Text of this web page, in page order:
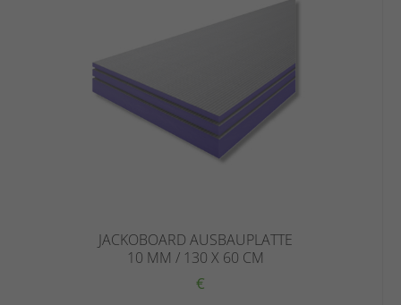
JACKOBOARD AUSBAUPLATTE
10 MM / 130 X 60 CM
€